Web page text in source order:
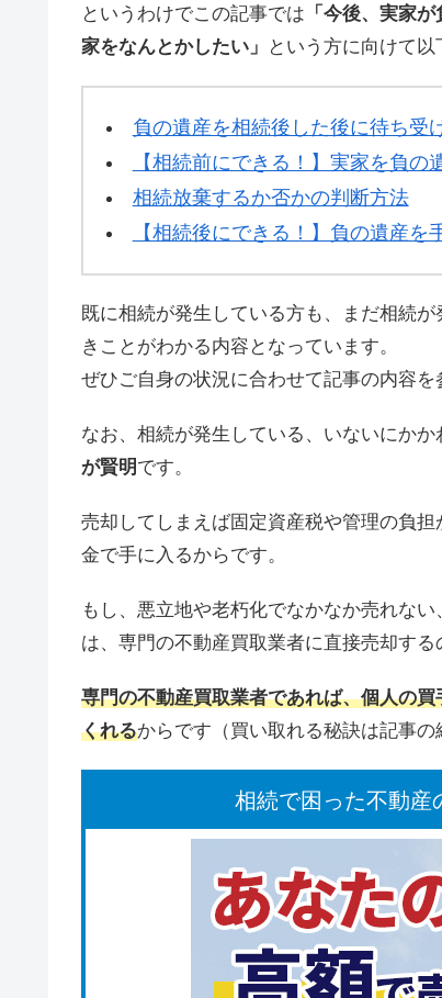
というわけでこの記事では 「今後、実家
家をなんとかしたい」
という方に向けて以
負の遺産を相続後した後に待ち受
【相続前にできる！】実家を負の
相続放棄するか否かの判断方法
【相続後にできる！】負の遺産を
既に相続が発生している方も、まだ相続
きことがわかる内容となっています。
ぜひご自身の状況に合わせて記事の内容を
なお、相続が発生している、いないにかか
が賢明です。
売却してしまえば固定資産税や管理の負
金で手に入るからです。
もし、悪立地や老朽化でなかなか売れな
は、専門の不動産買取業者に直接売却する
専門の不動産買取業者であれば、個人の
くれるからです（買い取れる秘訣は記事
相続で困った不動産